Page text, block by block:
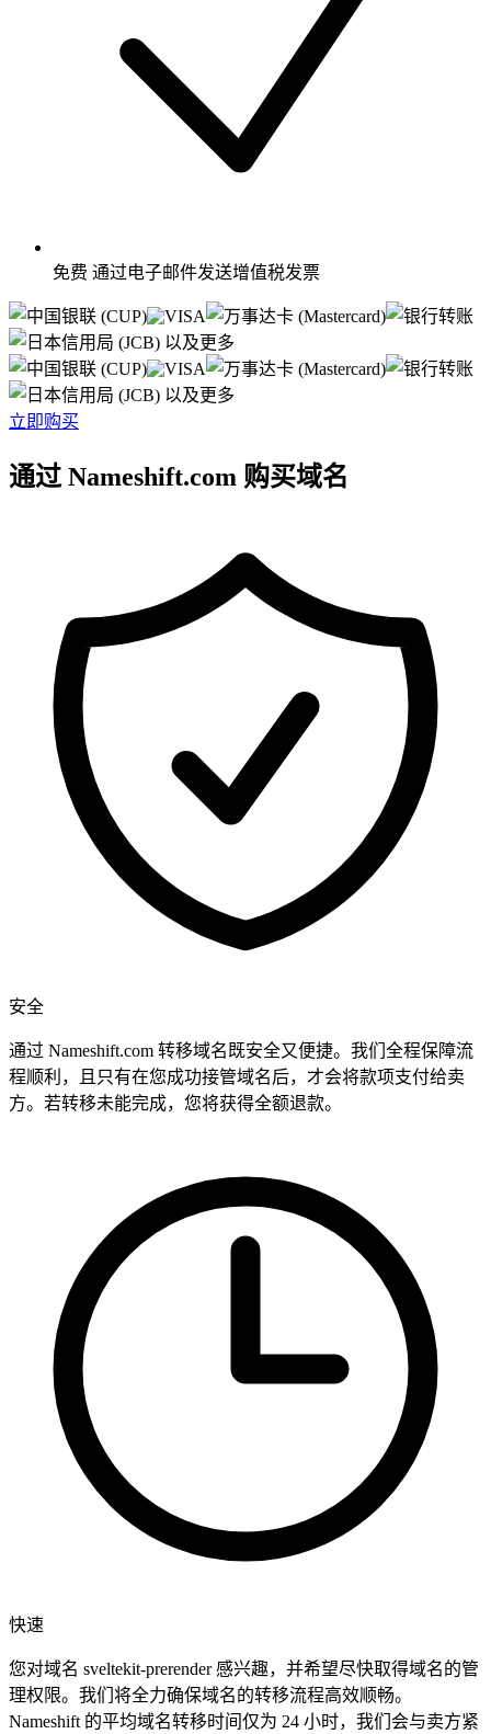
免费 通过电子邮件发送增值税发票
以及更多
以及更多
立即购买
通过 Nameshift.com 购买域名
安全
通过 Nameshift.com 转移域名既安全又便捷。我们全程保障流
程顺利，且只有在您成功接管域名后，才会将款项支付给卖
方。若转移未能完成，您将获得全额退款。
快速
您对域名 sveltekit-prerender 感兴趣，并希望尽快取得域名的管
理权限。我们将全力确保域名的转移流程高效顺畅。
Nameshift 的平均域名转移时间仅为 24 小时，我们会与卖方紧